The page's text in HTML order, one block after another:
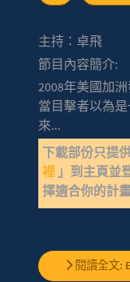
主持：卓飛
節目內容簡介:
2008年美國加
當目擊者以為
來...
下載部份只提
裡 」到主頁並
擇適合你的計
閱讀全文: